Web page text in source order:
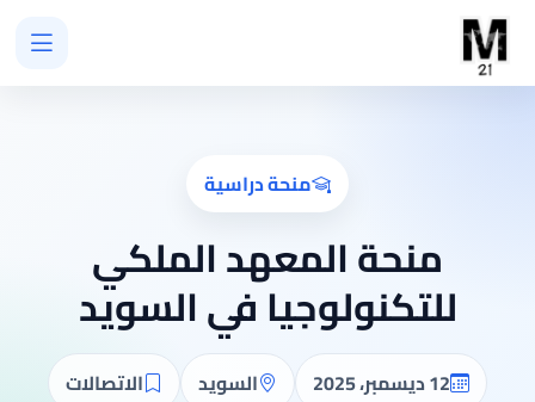
منحة دراسية
منحة المعهد الملكي
للتكنولوجيا في السويد
12 ديسمبر، 2025 السويد الاتصالات